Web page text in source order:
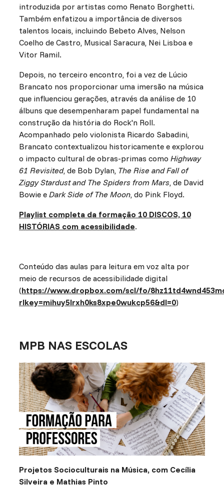
introduzida por artistas como Renato Borghetti.
Também enfatizou a importância de diversos
talentos locais, incluindo Bebeto Alves, Nelson
Coelho de Castro, Musical Saracura, Nei Lisboa e
Vitor Ramil.
Depois, no terceiro encontro, foi a vez de Lúcio
Brancato nos proporcionar uma imersão na música
que influenciou gerações, através da análise de 10
álbuns que desempenharam papel fundamental na
construção da história do Rock'n Roll.
Acompanhado pelo violonista Ricardo Sabadini,
Brancato contextualizou historicamente e explorou
o impacto cultural de obras-primas como Highway
61 Revisited, de Bob Dylan, The Rise and Fall of
Ziggy Stardust and The Spiders from Mars, de David
Bowie e Dark Side of The Moon, do Pink Floyd.
Playlist completa da formação 10 DISCOS, 10
HISTÓRIAS com acessibilidade.
Conteúdo das aulas para leitura em voz alta por
meio de recursos de acessibilidade digital
(https://www.dropbox.com/scl/fo/
rlkey=mihuy5lrxh0ks8xpe0wukcp56&dl=0)
MPB NAS ESCOLAS
Projetos Socioculturais na Música, com Cecília
Silveira e Mathias Pinto